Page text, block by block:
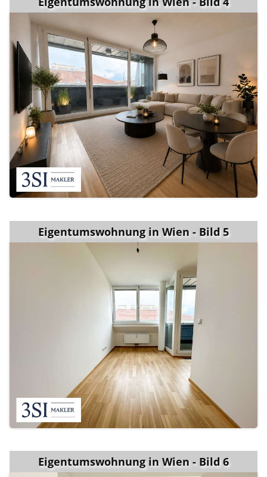
Eigentumswohnung in Wien - Bild 5
Eigentumswohnung in Wien - Bild 6